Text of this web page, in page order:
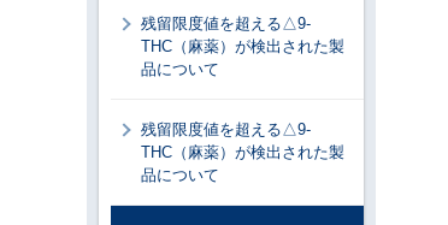
残留限度値を超える△9-
THC（麻薬）が検出された製
品について
残留限度値を超える△9-
THC（麻薬）が検出された製
品について